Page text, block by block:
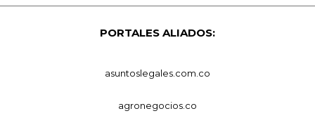
PORTALES ALIADOS:
asuntoslegales.com.co
agronegocios.co